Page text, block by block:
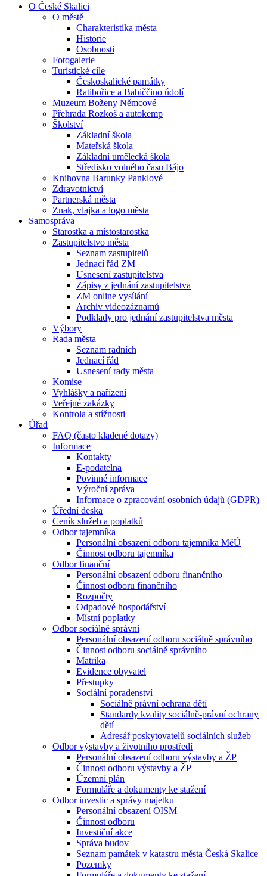
O České Skalici
O městě
Charakteristika města
Historie
Osobnosti
Fotogalerie
Turistické cíle
Českoskalické památky
Ratibořice a Babiččino údolí
Muzeum Boženy Němcové
Přehrada Rozkoš a autokemp
Školství
Základní škola
Mateřská škola
Základní umělecká škola
Středisko volného času Bájo
Knihovna Barunky Panklové
Zdravotnictví
Partnerská města
Znak, vlajka a logo města
Samospráva
Starostka a místostarostka
Zastupitelstvo města
Seznam zastupitelů
Jednací řád ZM
Usnesení zastupitelstva
Zápisy z jednání zastupitelstva
ZM online vysílání
Archiv videozáznamů
Podklady pro jednání zastupitelstva města
Výbory
Rada města
Seznam radních
Jednací řád
Usnesení rady města
Komise
Vyhlášky a nařízení
Veřejné zakázky
Kontrola a stížnosti
Úřad
FAQ (často kladené dotazy)
Informace
Kontakty
E-podatelna
Povinné informace
Výroční zpráva
Informace o zpracování osobních údajů (GDPR)
Úřední deska
Ceník služeb a poplatků
Odbor tajemníka
Personální obsazení odboru tajemníka MěÚ
Činnost odboru tajemníka
Odbor finanční
Personální obsazení odboru finančního
Činnost odboru finančního
Rozpočty
Odpadové hospodářství
Místní poplatky
Odbor sociálně správní
Personální obsazení odboru sociálně správního
Činnost odboru sociálně správního
Matrika
Evidence obyvatel
Přestupky
Sociální poradenství
Sociálně právní ochrana dětí
Standardy kvality sociálně-právní ochrany
dětí
Adresář poskytovatelů sociálních služeb
Odbor výstavby a životního prostředí
Personální obsazení odboru výstavby a ŽP
Činnost odboru výstavby a ŽP
Územní plán
Formuláře a dokumenty ke stažení
Odbor investic a správy majetku
Personální obsazení OISM
Činnost odboru
Investiční akce
Správa budov
Seznam památek v katastru města Česká Skalice
Pozemky